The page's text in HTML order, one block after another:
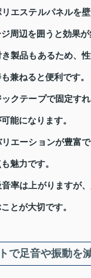
エステルパネルを
周辺を囲うと効果が
製品もあるため、
兼ねると便利です。
クテープで固定す
能になります。
エーションが豊富
魅力です。
率は上がりますが
とが大切です。
で足音や振動を